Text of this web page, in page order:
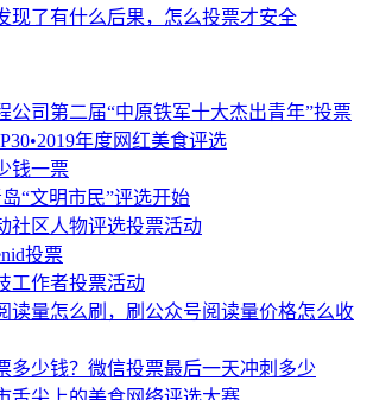
现了有什么后果，怎么投票才安全
公司第二届“中原铁军十大杰出青年”投票
年度网红美食评选
钱一票
“文明市民”评选开始
社区人物评选投票活动
投票
工作者投票活动
读量怎么刷，刷公众号阅读量价格怎么收
多少钱？微信投票最后一天冲刺多少